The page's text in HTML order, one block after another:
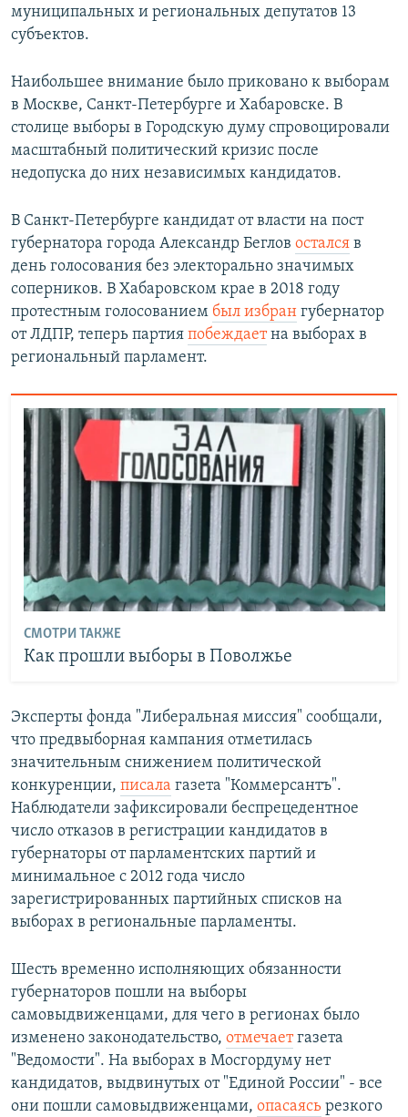
муниципальных и региональных депутатов 13
субъектов.
Наибольшее внимание было приковано к выборам
в Москве, Санкт-Петербурге и Хабаровске. В
столице выборы в Городскую думу спровоцировали
масштабный политический кризис после
недопуска до них независимых кандидатов.
В Санкт-Петербурге кандидат от власти на пост
губернатора города Александр Беглов остался в
день голосования без электорально значимых
соперников. В Хабаровском крае в 2018 году
протестным голосованием был избран губернатор
от ЛДПР, теперь партия побеждаетна выборах в
региональный парламент.
СМОТРИ ТАКЖЕ
Как прошли выборы в Поволжье
Эксперты фонда "Либеральная миссия" сообщали,
что предвыборная кампания отметилась
значительным снижением политической
конкуренции, писала газета "Коммерсантъ".
Наблюдатели зафиксировали беспрецедентное
число отказов в регистрации кандидатов в
губернаторы от парламентских партий и
минимальное с 2012 года число
зарегистрированных партийных списков на
выборах в региональные парламенты.
Шесть временно исполняющих обязанности
губернаторов пошли на выборы
самовыдвиженцами, для чего в регионах было
изменено законодательство, отмечаетгазета
"Ведомости". На выборах в Мосгордуму нет
кандидатов, выдвинутых от "Единой России" - все
они пошли самовыдвиженцами, опасаясь резкого